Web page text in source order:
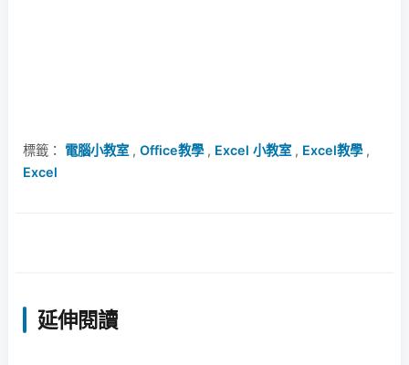
標籤： 電腦小教室 , Office教學, Excel 小教室 , Excel教學,
Excel
延伸閱讀